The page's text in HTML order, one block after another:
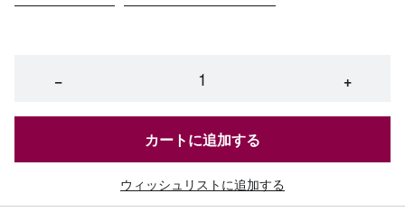
− +
カートに追加する
ウィッシュリストに追加する